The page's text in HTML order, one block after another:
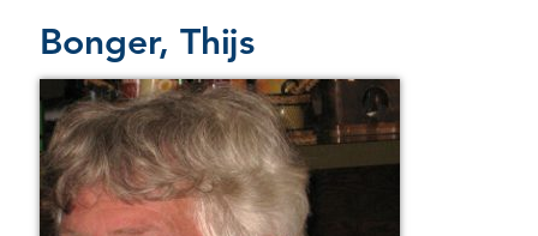
Bonger, Thijs